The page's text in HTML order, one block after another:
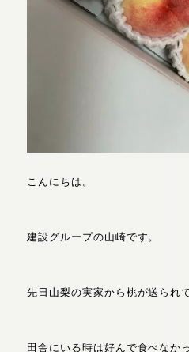
こんにちは。
建設グループの山崎です。
先日山梨の実家から桃が送られ
田舎にいる時は好んで食べなか